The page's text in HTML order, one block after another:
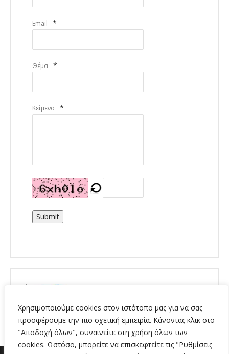
Χρησιμοποιούμε cookies στον ιστότοπο μας για να σας
προσφέρουμε την πιο σχετική εμπειρία. Κάνοντας κλικ στο
"Αποδοχή όλων", συναινείτε στη χρήση όλων των
cookies. Ωστόσο, μπορείτε να επισκεφτείτε τις "Ρυθμίσεις
Email *
Θέμα *
Κείμενο *
Submit